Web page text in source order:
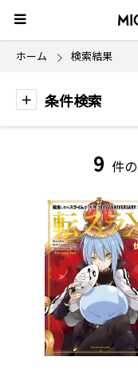
ホーム 検索結果
条件検索
9 件